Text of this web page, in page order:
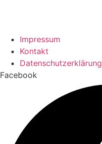
Impressum
Kontakt
Datenschutzerklärung
Facebook